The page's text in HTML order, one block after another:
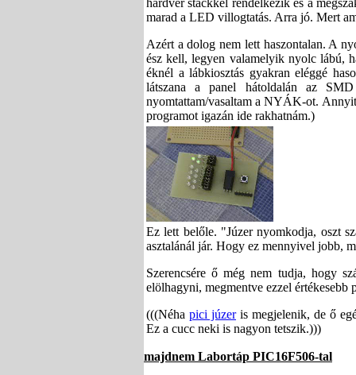
hardver stackkel rendelkezik és a
marad a LED villogtatás. Arra jó. Mert
Azért a dolog nem lett haszontalan. A
ész kell, legyen valamelyik nyolc lábú,
éknél a lábkiosztás gyakran eléggé
látszana a panel hátoldalán az
nyomtattam/vasaltam a NYÁK-ot.
programot igazán ide rakhatnám.)
Ez lett belőle. "Júzer nyomkodja, oszt
asztalánál jár. Hogy ez mennyivel jobb,
Szerencsére ő még nem tudja, hogy
elölhagyni, megmentve ezzel értékesebb
(((Néha pici júzeris megjelenik, de ő
Ez a cucc neki is nagyon tetszik.)))
majdnem Labortáp PIC16F506-tal